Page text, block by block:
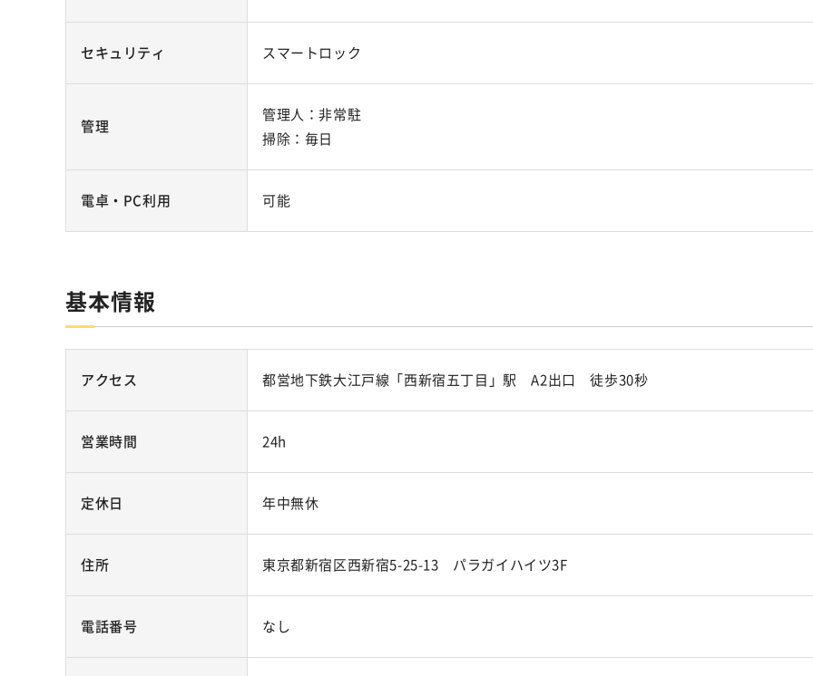
セキュリティ スマートロック
管理
管理人：非常駐
掃除：毎日
電卓・PC利用 可能
基本情報
アクセス 都営地下鉄大江戸線「西新宿五丁目」駅 A2出口 徒歩30秒
営業時間 24h
定休日 年中無休
住所 東京都新宿区西新宿5-25-13 パラガイハイツ3F
電話番号 なし